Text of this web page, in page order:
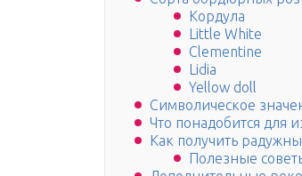
Кордула
Little White
Clementine
Lidia
Yellow doll
Символическое
Что понадобится для
Как получить
Полезные